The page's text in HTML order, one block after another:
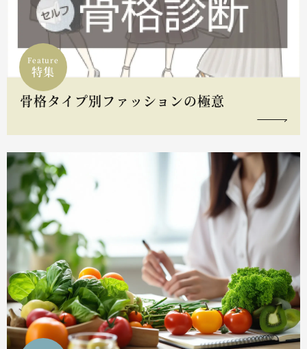
Feature
特集
骨格タイプ別ファッションの極意